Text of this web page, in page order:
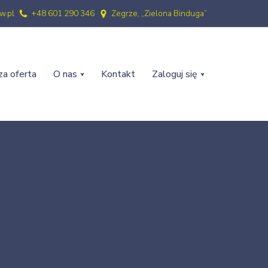
+48 601 290 346 Zegrze, „Zielona Binduga”
oferta O nas Kontakt Zaloguj się